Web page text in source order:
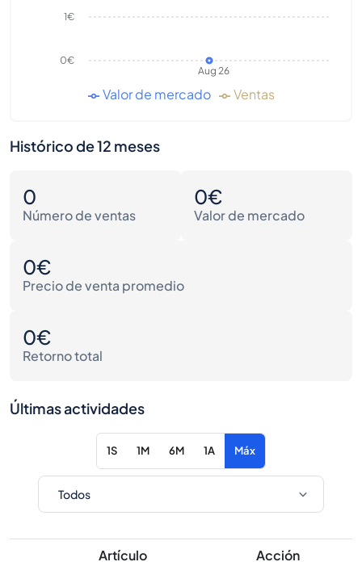
Aug 26
0€
1€
Valor de mercado Ventas
Histórico de 12 meses
0
Número de ventas
0€
Valor de mercado
0€
Precio de venta promedio
0€
Retorno total
Últimas actividades
1S 1M 6M 1A Máx
Artículo Acción